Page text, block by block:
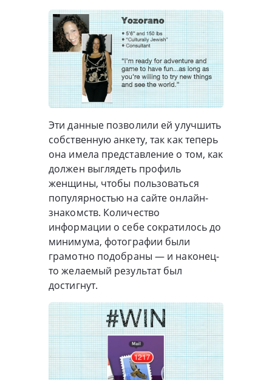
Эти данные позволили ей улучшить
собственную анкету, так как теперь
она имела представление о том, как
должен выглядеть профиль
женщины, чтобы пользоваться
популярностью на сайте онлайн-
знакомств. Количество
информации о себе сократилось до
минимума, фотографии были
грамотно подобраны — и наконец-
то желаемый результат был
достигнут.